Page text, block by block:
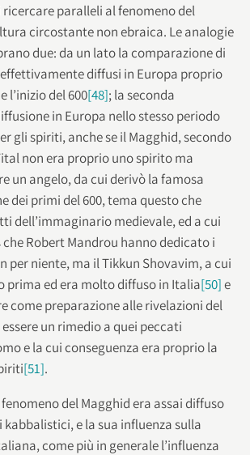
paralleli al fenomeno del
circostante non ebraica. Le analogie
due: da un lato la comparazione di
diffusi in Europa proprio
l’inizio del 600[48]; la seconda
in Europa nello stesso periodo
gli spiriti, anche se il Magghid, secondo
non era proprio uno spirito ma
un angelo, da cui derivò la famosa
dei primi del 600, tema questo che
dell’immaginario medievale, ed a cui
Robert Mandrou hanno dedicato i
per niente, ma il Tikkun Shovavim, a cui
prima ed era molto diffuso in Italia[50]e
come preparazione alle rivelazioni del
un rimedio a quei peccati
e la cui conseguenza era proprio la
[51].
del Magghid era assai diffuso
e la sua influenza sulla
come più in generale l’influenza